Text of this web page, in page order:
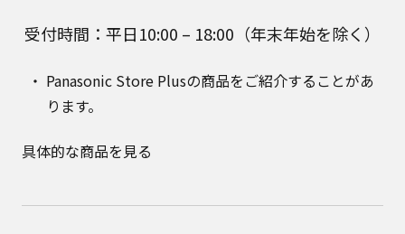
受付時間：平日10:00 – 18:00（年末年始を除く）
Panasonic Store Plusの商品をご紹介することがあ
ります。
具体的な商品を見る